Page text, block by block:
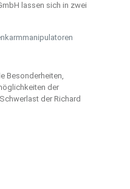
lassen sich in zwei
Besonderheiten,
der
der Richard